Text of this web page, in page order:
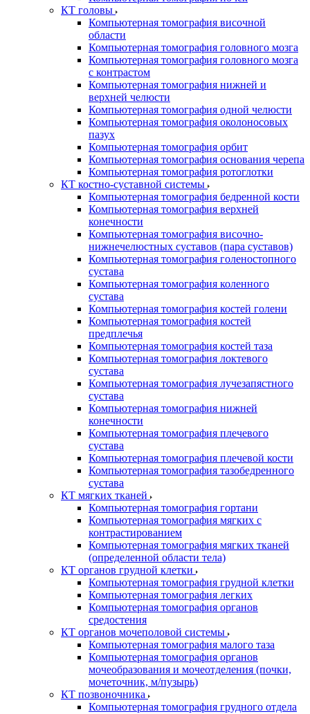
КТ головы
Компьютерная томография височной
области
Компьютерная томография головного мозга
Компьютерная томография головного мозга
с контрастом
Компьютерная томография нижней и
верхней челюсти
Компьютерная томография одной челюсти
Компьютерная томография околоносовых
пазух
Компьютерная томография орбит
Компьютерная томография основания черепа
Компьютерная томография ротоглотки
КТ костно-суставной системы
Компьютерная томография бедренной кости
Компьютерная томография верхней
конечности
Компьютерная томография височно-
нижнечелюстных суставов (пара суставов)
Компьютерная томография голеностопного
сустава
Компьютерная томография коленного
сустава
Компьютерная томография костей голени
Компьютерная томография костей
предплечья
Компьютерная томография костей таза
Компьютерная томография локтевого
сустава
Компьютерная томография лучезапястного
сустава
Компьютерная томография нижней
конечности
Компьютерная томография плечевого
сустава
Компьютерная томография плечевой кости
Компьютерная томография тазобедренного
сустава
КТ мягких тканей
Компьютерная томография гортани
Компьютерная томография мягких с
контрастированием
Компьютерная томография мягких тканей
(определенной области тела)
КТ органов грудной клетки
Компьютерная томография грудной клетки
Компьютерная томография легких
Компьютерная томография органов
средостения
КТ органов мочеполовой системы
Компьютерная томография малого таза
Компьютерная томография органов
мочеобразования и мочеотделения (почки,
мочеточник, м/пузырь)
КТ позвоночника
Компьютерная томография грудного отдела